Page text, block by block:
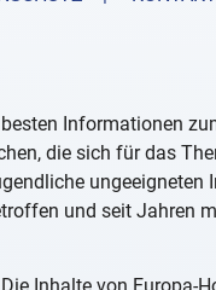
Informationen
die sich für das
und seit Jahren
Die Inhalte von Europa-